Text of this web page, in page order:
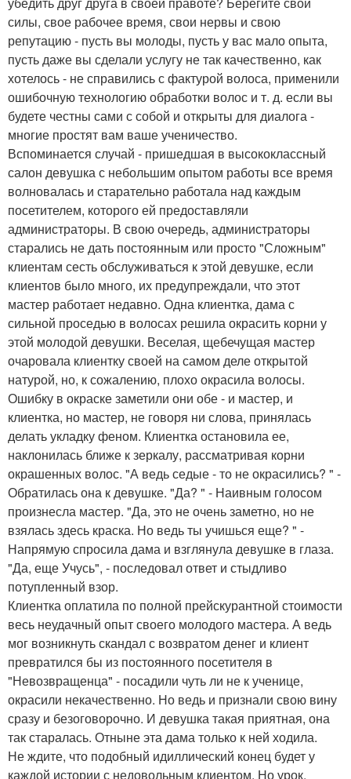
силы, свое рабочее время, свои нервы и свою
репутацию - пусть вы молоды, пусть у вас мало опыта,
пусть даже вы сделали услугу не так качественно, как
хотелось - не справились с фактурой волоса, применили
ошибочную технологию обработки волос и т. д. если вы
будете честны сами с собой и открыты для диалога -
многие простят вам ваше ученичество.
Вспоминается случай - пришедшая в высококлассный
салон девушка с небольшим опытом работы все время
волновалась и старательно работала над каждым
посетителем, которого ей предоставляли
администраторы. В свою очередь, администраторы
старались не дать постоянным или просто "Сложным"
клиентам сесть обслуживаться к этой девушке, если
клиентов было много, их предупреждали, что этот
мастер работает недавно. Одна клиентка, дама с
сильной проседью в волосах решила окрасить корни у
этой молодой девушки. Веселая, щебечущая мастер
очаровала клиентку своей на самом деле открытой
натурой, но, к сожалению, плохо окрасила волосы.
Ошибку в окраске заметили они обе - и мастер, и
клиентка, но мастер, не говоря ни слова, принялась
делать укладку феном. Клиентка остановила ее,
наклонилась ближе к зеркалу, рассматривая корни
окрашенных волос. "А ведь седые - то не окрасились? " -
Обратилась она к девушке. "Да? " - Наивным голосом
произнесла мастер. "Да, это не очень заметно, но не
взялась здесь краска. Но ведь ты учишься еще? " -
Напрямую спросила дама и взглянула девушке в глаза.
"Да, еще Учусь", - последовал ответ и стыдливо
потупленный взор.
Клиентка оплатила по полной прейскурантной стоимости
весь неудачный опыт своего молодого мастера. А ведь
мог возникнуть скандал с возвратом денег и клиент
превратился бы из постоянного посетителя в
"Невозвращенца" - посадили чуть ли не к ученице,
окрасили некачественно. Но ведь и признали свою вину
сразу и безоговорочно. И девушка такая приятная, она
так старалась. Отныне эта дама только к ней ходила.
Не ждите, что подобный идиллический конец будет у
каждой истории с недовольным клиентом. Но урок,